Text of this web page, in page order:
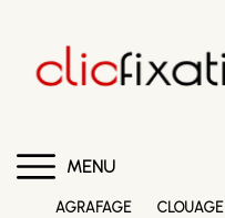
MENU
AGRAFAGE CLOUAGE